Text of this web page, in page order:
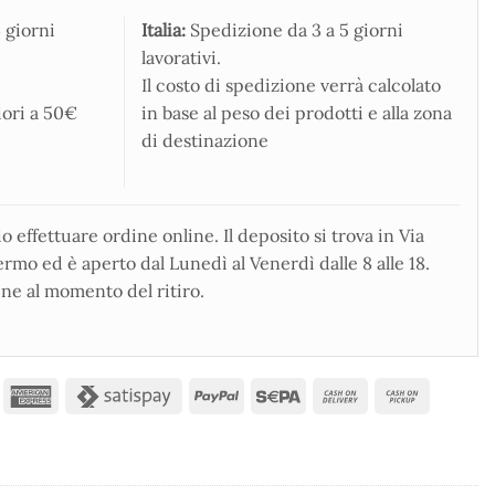
giorni
a 50€
Italia: Spedizione da 3 a 5 giorni
lavorativi.
Il costo di spedizione verrà calcolato
in base al peso dei prodotti e alla zona
di destinazione
effettuare ordine online. Il deposito si trova in Via
ed è aperto dal Lunedì al Venerdì dalle 8 alle 18.
al momento del ritiro.